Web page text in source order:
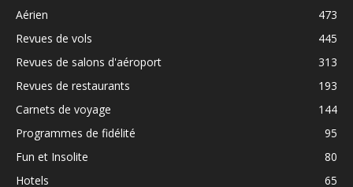
Aérien
473
Revues de vols
445
Revues de salons d'aéroport
313
Revues de restaurants
193
Carnets de voyage
144
Programmes de fidélité
95
Fun et Insolite
80
Hotels
65